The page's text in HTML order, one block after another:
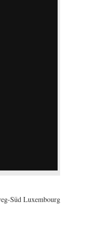
Süd Luxembourg